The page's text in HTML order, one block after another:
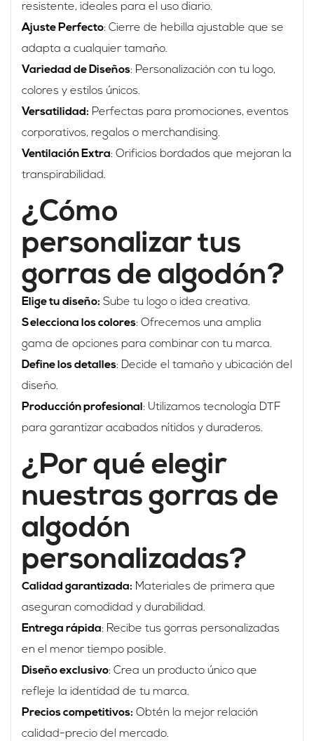
resistente, ideales para el uso diario.
Ajuste Perfecto: Cierre de hebilla ajustable que se
adapta a cualquier tamaño.
Variedad de Diseños: Personalización con tu logo,
colores y estilos únicos.
Versatilidad: Perfectas para promociones, eventos
corporativos, regalos o merchandising.
Ventilación Extra: Orificios bordados que mejoran la
transpirabilidad.
¿Cómo
personalizar tus
gorras de algodón?
Elige tu diseño: Sube tu logo o idea creativa.
Selecciona los colores: Ofrecemos una amplia
gama de opciones para combinar con tu marca.
Define los detalles: Decide el tamaño y ubicación del
diseño.
Producción profesional : Utilizamos tecnología DTF
para garantizar acabados nítidos y duraderos.
¿Por qué elegir
nuestras gorras de
algodón
personalizadas?
Calidad garantizada: Materiales de primera que
aseguran comodidad y durabilidad.
Entrega rápida: Recibe tus gorras personalizadas
en el menor tiempo posible.
Diseño exclusivo: Crea un producto único que
refleje la identidad de tu marca.
Precios competitivos: Obtén la mejor relación
calidad-precio del mercado.